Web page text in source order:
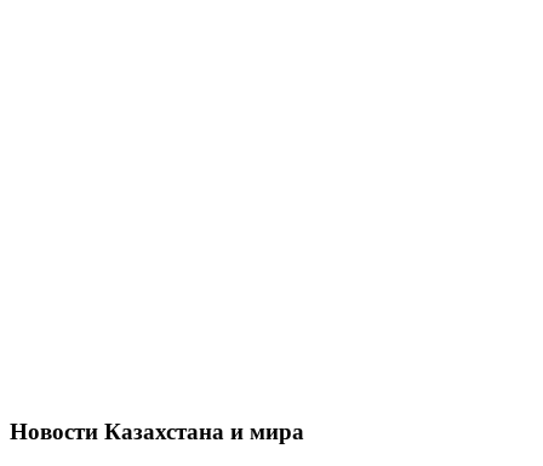
Новости Казахстана и мира